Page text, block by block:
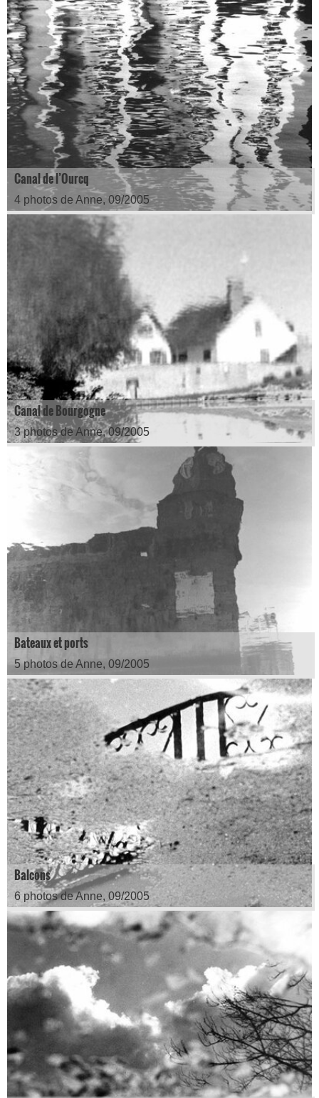
Canal de l’Ourcq
4 photos de Anne, 09/2005
Canal de Bourgogne
3 photos de Anne, 09/2005
Bateaux et ports
5 photos de Anne, 09/2005
Balcons
6 photos de Anne, 09/2005